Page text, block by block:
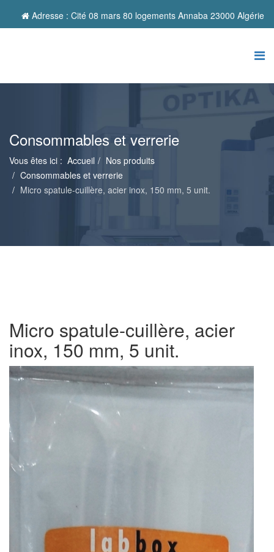
Adresse : Cité 08 mars 80 logements Annaba 23000 Algérie
Consommables et verrerie
Vous êtes ici : Accueil
Nos produits
Consommables et verrerie
Micro spatule-cuillère, acier inox, 150 mm, 5 unit.
Micro spatule-cuillère, acier
inox, 150 mm, 5 unit.